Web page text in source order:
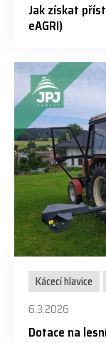
Jak získat
eAGRI)
Kácecí hlavice
6.3.2026
Dotace na